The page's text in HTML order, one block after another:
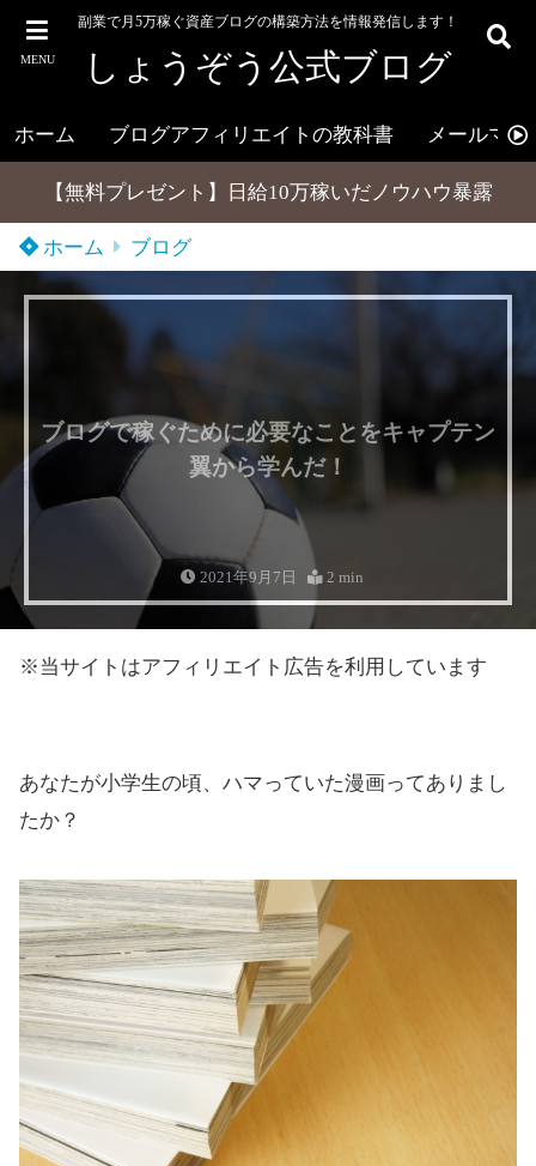
MENU
副業で月5万稼ぐ資産ブログの構築方法を情報発信します！
しょうぞう公式ブログ
ホーム ブログアフィリエイトの教科書 メールマガ
【無料プレゼント】日給10万稼いだノウハウ暴露
ホーム ブログ
ブログで稼ぐために必要なことをキャプテン
翼から学んだ！
2021年9月7日 2 min
※当サイトはアフィリエイト広告を利用しています
あなたが小学生の頃、ハマっていた漫画ってありまし
たか？